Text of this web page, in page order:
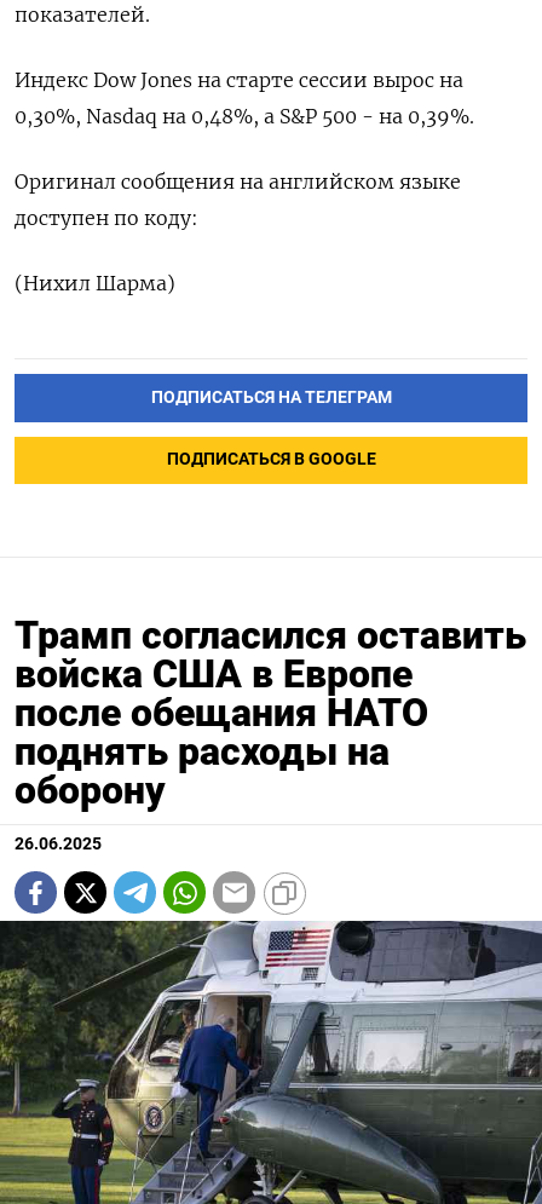
показателей.
Индекс Dow Jones на старте сессии вырос на
0,30%, Nasdaq на 0,48%, а S&P 500 - на 0,39%.
Оригинал сообщения на английском языке
доступен по коду:
(Нихил Шарма)
ПОДПИСАТЬСЯ НА ТЕЛЕГРАМ
ПОДПИСАТЬСЯ В GOOGLE
Трамп согласился оставить
войска США в Европе
после обещания НАТО
поднять расходы на
оборону
26.06.2025